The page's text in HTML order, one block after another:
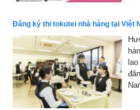
Đăng ký thi tokutei nhà hàng tại Việt